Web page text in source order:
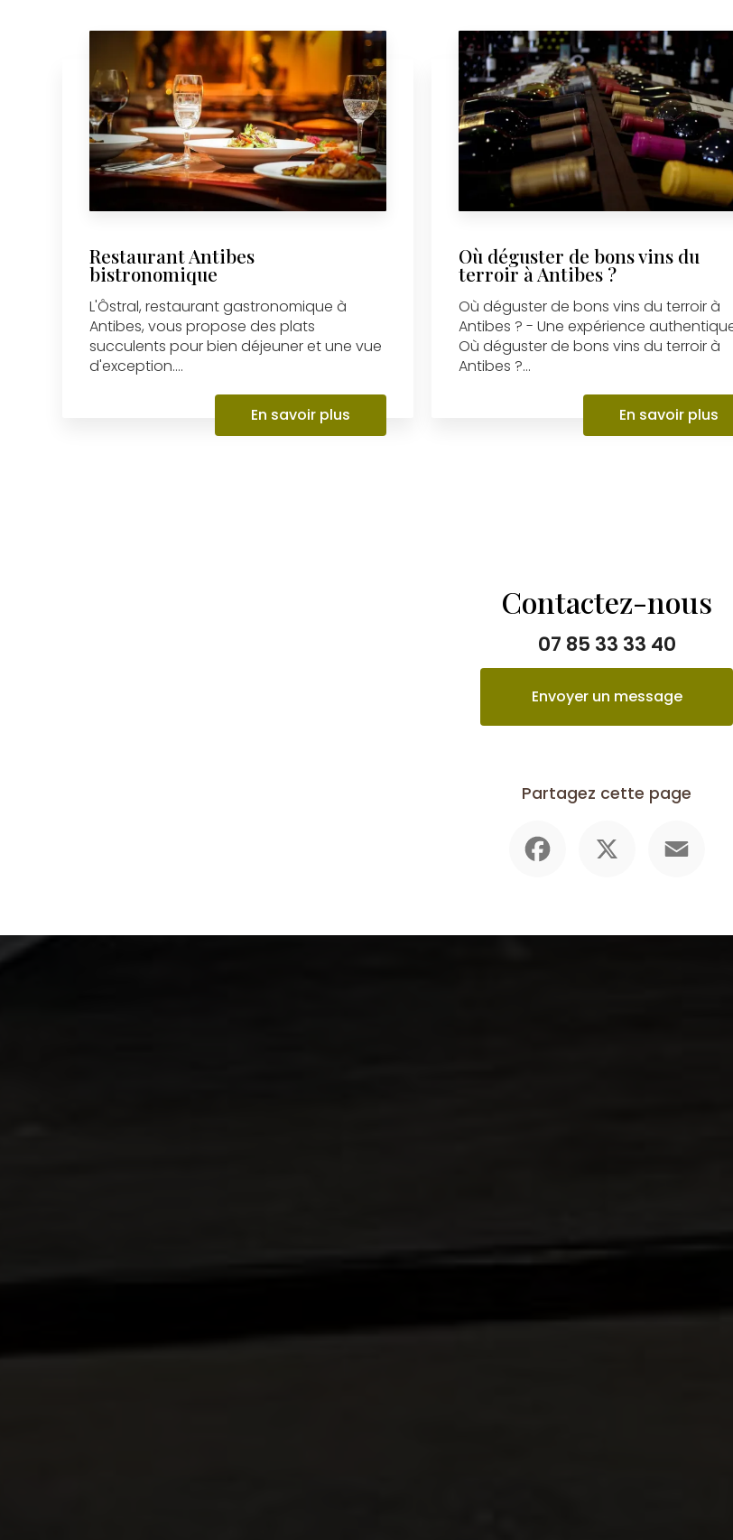
Restaurant Antibes
bistronomique
L'Ôstral, restaurant gastronomique à
Antibes, vous propose des plats
succulents pour bien déjeuner et une vue
d'exception....
En savoir plus
Où déguster de bons vins du
terroir à Antibes ?
Où déguster de bons vins du terroir à
Antibes ? - Une expérience
Où déguster de bons vins du terroir à
Antibes ?...
En savoir plus
Contactez-nous
07 85 33 33 40
Envoyer un message
Partagez cette page